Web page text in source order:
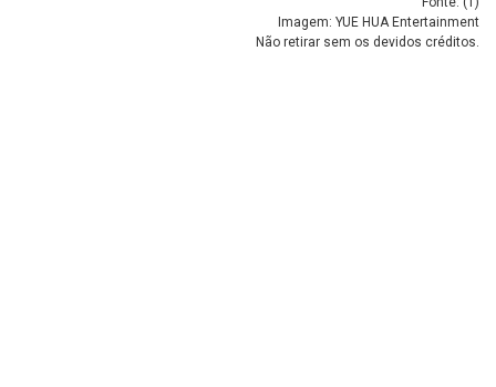
Imagem: YUE HUA Entertainment
Não retirar sem os devidos créditos.